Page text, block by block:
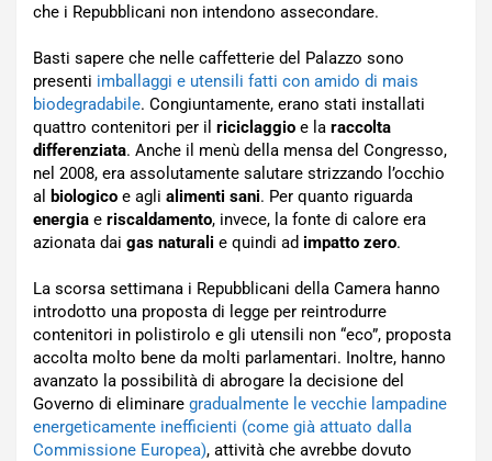
che i Repubblicani non intendono assecondare.
Basti sapere che nelle caffetterie del Palazzo sono
presenti imballaggi e utensili fatti con amido di mais
biodegradabile. Congiuntamente, erano stati installati
quattro contenitori per il riciclaggio e la raccolta
differenziata. Anche il menù della mensa del Congresso,
nel 2008, era assolutamente salutare strizzando l’occhio
al biologico e agli alimenti sani. Per quanto riguarda
energia e riscaldamento, invece, la fonte di calore era
azionata dai gas naturali e quindi ad impatto zero.
La scorsa settimana i Repubblicani della Camera hanno
introdotto una proposta di legge per reintrodurre
contenitori in polistirolo e gli utensili non “eco”, proposta
accolta molto bene da molti parlamentari. Inoltre, hanno
avanzato la possibilità di abrogare la decisione del
Governo di eliminare gradualmente le vecchie lampadine
energeticamente inefficienti (come già attuato dalla
Commissione Europea), attività che avrebbe dovuto